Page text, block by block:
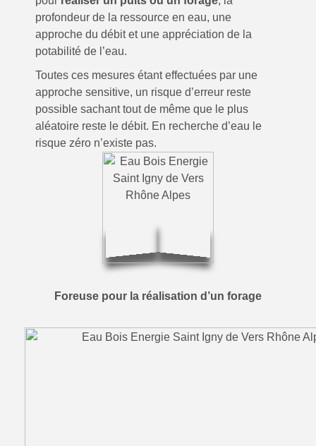
profondeur de la ressource en eau, une
approche du débit et une appréciation de la
potabilité de l’eau.
Toutes ces mesures étant effectuées par une
approche sensitive, un risque d’erreur reste
possible sachant tout de même que le plus
aléatoire reste le débit. En recherche d’eau le
risque zéro n’existe pas.
Foreuse pour la réalisation d’un forage